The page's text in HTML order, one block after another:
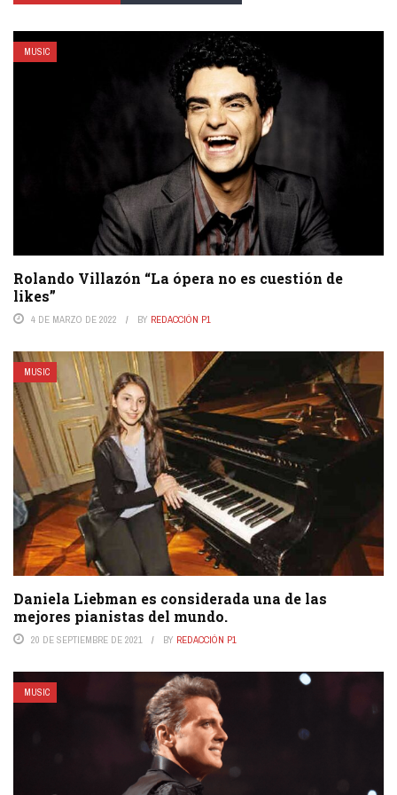
MUSIC
Rolando Villazón “La ópera no es cuestión de
likes”
4 DE MARZO DE 2022 BY REDACCIÓN P1
MUSIC
Daniela Liebman es considerada una de las
mejores pianistas del mundo.
20 DE SEPTIEMBRE DE 2021 BY REDACCIÓN P1
MUSIC